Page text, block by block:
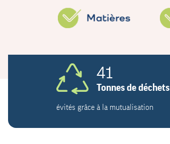
41
Tonnes de déchets
évités grâce à la mutualisation